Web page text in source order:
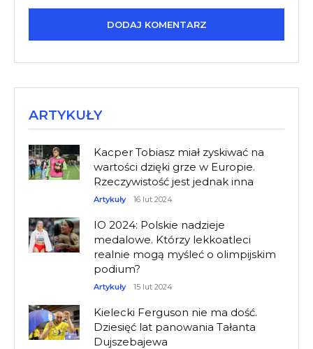
ARTYKUŁY
Kacper Tobiasz miał zyskiwać na
wartości dzięki grze w Europie.
Rzeczywistość jest jednak inna
Artykuły 16 lut 2024
IO 2024: Polskie nadzieje
medalowe. Którzy lekkoatleci
realnie mogą myśleć o olimpijskim
podium?
Artykuły 15 lut 2024
Kielecki Ferguson nie ma dość.
Dziesięć lat panowania Tałanta
Dujszebajewa